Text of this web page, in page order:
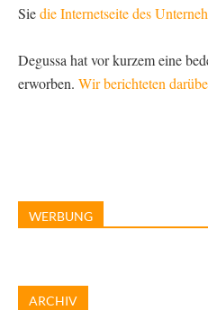
Siedie Internetseite des
Degussa hat vor kurzem eine
erworben. Wir berichteten
WERBUNG
ARCHIV